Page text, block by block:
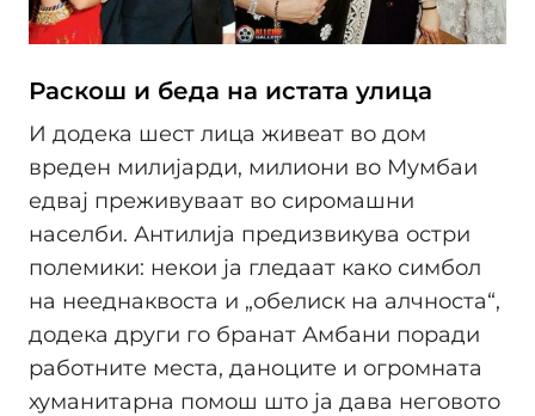
Раскош и беда на истата улица
И додека шест лица живеат во дом
вреден милијарди, милиони во Мумбаи
едвај преживуваат во сиромашни
населби. Антилија предизвикува остри
полемики: некои ја гледаат како симбол
на нееднаквоста и „обелиск на алчноста“,
додека други го бранат Амбани поради
работните места, даноците и огромната
хуманитарна помош што ја дава неговото